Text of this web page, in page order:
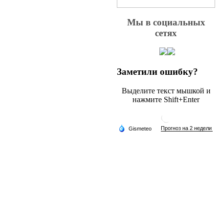
Мы в социальных
сетях
Заметили ошибку?
Выделите текст мышкой и
нажмите Shift+Enter